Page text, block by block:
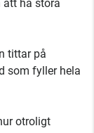
att ha stora
tittar på
som fyller hela
otroligt